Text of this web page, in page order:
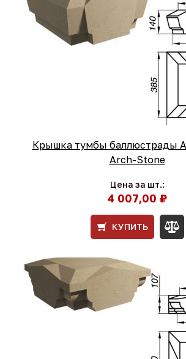
Крышка тумбы баллюстрады
Arch-Stone
Цена за шт.:
4 007,00 ₽
КУПИТЬ